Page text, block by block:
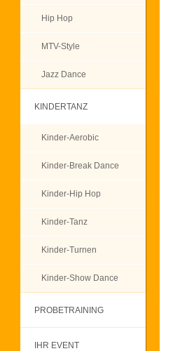
Hip Hop
MTV-Style
Jazz Dance
KINDERTANZ
Kinder-Aerobic
Kinder-Break Dance
Kinder-Hip Hop
Kinder-Tanz
Kinder-Turnen
Kinder-Show Dance
PROBETRAINING
IHR EVENT